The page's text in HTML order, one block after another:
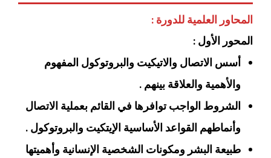
المحاور العلمية للدورة :
المحور الأول :
أسس الاتصال والاتيكيت والبروتوكول المفهوم
والأهمية والعلاقة بينهم .
الشروط الواجب توافرها في القائم بعملية الاتصال
وأنماطهم القواعد الأساسية الإيتكيت والبروتوكول .
طبيعة البشر ومكونات الشخصية الإنسانية وأهميتها